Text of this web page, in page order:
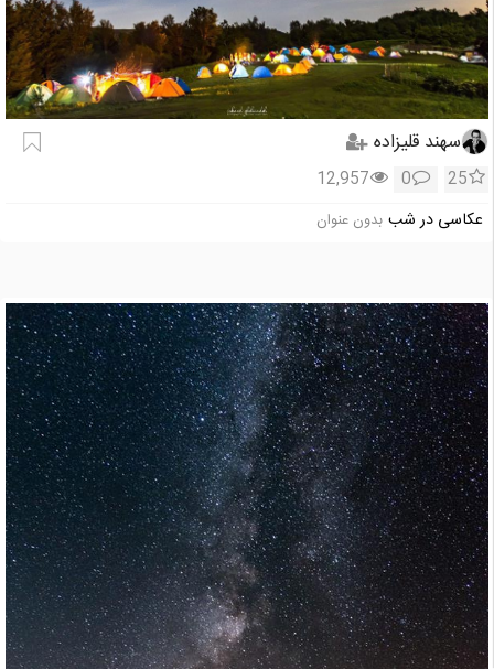
سهند قلیزاده
25
0
12,957
عکاسی در شب بدون عنوان